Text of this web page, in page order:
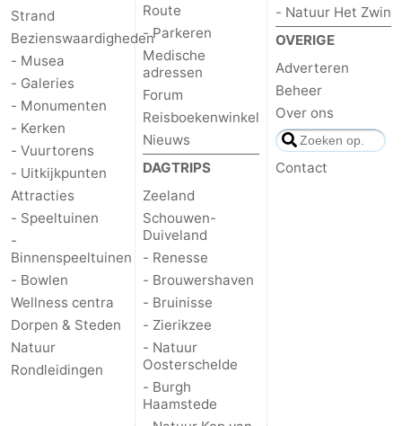
Strand
Bezienswaardigheden
- Musea
- Galeries
- Monumenten
- Kerken
- Vuurtorens
- Uitkijkpunten
Attracties
- Speeltuinen
-
Binnenspeeltuinen
- Bowlen
Wellness centra
Dorpen & Steden
Natuur
Rondleidingen
Route
- Parkeren
Medische
adressen
Forum
Reisboekenwinkel
Nieuws
DAGTRIPS
Zeeland
Schouwen-
Duiveland
- Renesse
- Brouwershaven
- Bruinisse
- Zierikzee
- Natuur
Oosterschelde
- Burgh
Haamstede
- Natuur Het Zwin
OVERIGE
Adverteren
Beheer
Over ons
Contact